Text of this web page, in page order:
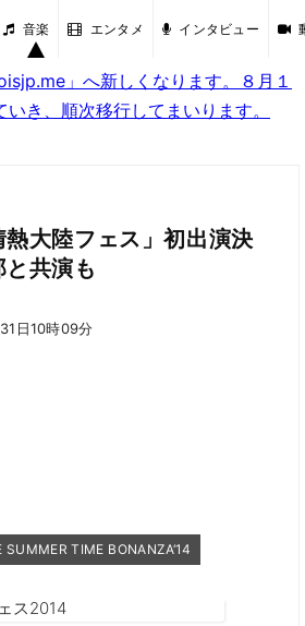
音楽 エンタメ インタビュー
」へ新しくなります。８月１
き、順次移行してまいります。
大陸フェス」初出演決
共演も
日10時09分
TIME BONANZA‘14